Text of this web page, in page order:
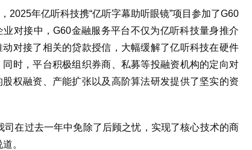
2025年亿听科技携“亿听字幕助听眼镜”项目参加了G60
对接中，G60金融服务平台不仅为亿听科技量身推介
对接了相关的贷款授信，大幅缓解了亿听科技在硬件
时，平台积极组织券商、私募等投融资机构的定向对
权融资、产能扩张以及高阶算法研发提供了坚实的资
司在过去一年中免除了后顾之忧，实现了核心技术的商
。